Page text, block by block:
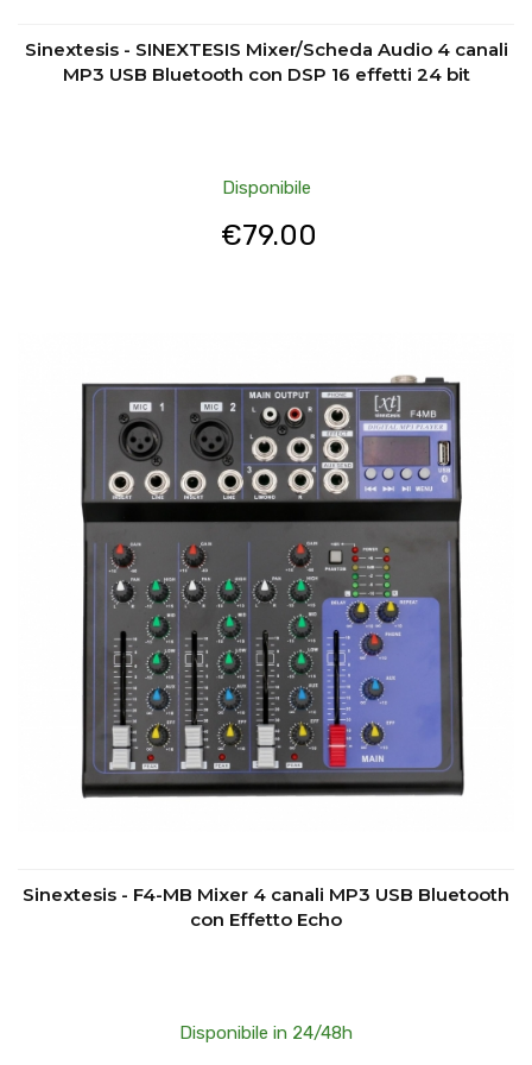
Sinextesis - SINEXTESIS Mixer/Scheda Audio 4 canali
MP3 USB Bluetooth con DSP 16 effetti 24 bit
Disponibile
€79.00
Sinextesis - F4-MB Mixer 4 canali MP3 USB Bluetooth
con Effetto Echo
Disponibile in 24/48h